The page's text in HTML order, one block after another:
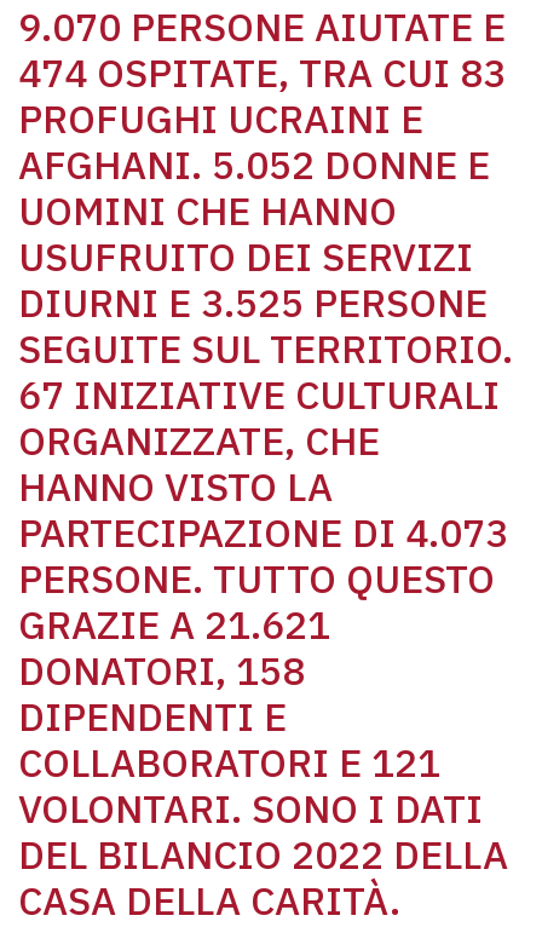
9.070 PERSONE AIUTATE E
474 OSPITATE, TRA CUI 83
PROFUGHI UCRAINI E
AFGHANI. 5.052 DONNE E
UOMINI CHE HANNO
USUFRUITO DEI SERVIZI
DIURNI E 3.525 PERSONE
SEGUITE SUL TERRITORIO.
67 INIZIATIVE CULTURALI
ORGANIZZATE, CHE
HANNO VISTO LA
PARTECIPAZIONE DI 4.073
PERSONE. TUTTO QUESTO
GRAZIE A 21.621
DONATORI, 158
DIPENDENTI E
COLLABORATORI E 121
VOLONTARI. SONO I DATI
DEL BILANCIO 2022 DELLA
CASA DELLA CARITÀ.